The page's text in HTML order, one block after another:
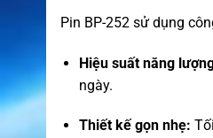
Pin BP-252 sử dụng
Hiệu suất năng
ngày.
Thiết kế gọn nhẹ: